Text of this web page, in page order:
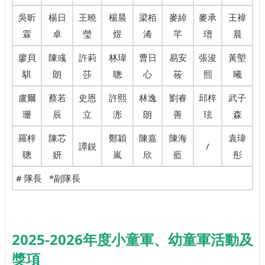
吳昕
霖
楊日
卓
王曉
瑩
楊晨
煜
梁栢
浠
麥綽
芊
麥承
瑨
王褘
晨
廖貝
騏
陳彧
朗
許莉
莎
林瑋
聰
曹日
心
易安
莜
張浚
熙
黃塱
曦
盧爾
珊
蔡若
辰
史恩
立
許熙
浵
林逸
朗
劉睿
善
邱梓
玹
武子
森
羅梓
聰
陳芯
妍
譚鋭
鄭穎
嵐
陳嘉
欣
陳海
藍
/
袁瑋
彤
# 隊長 *副隊長
2025-2026年度小童軍、幼童軍活動及
獎項